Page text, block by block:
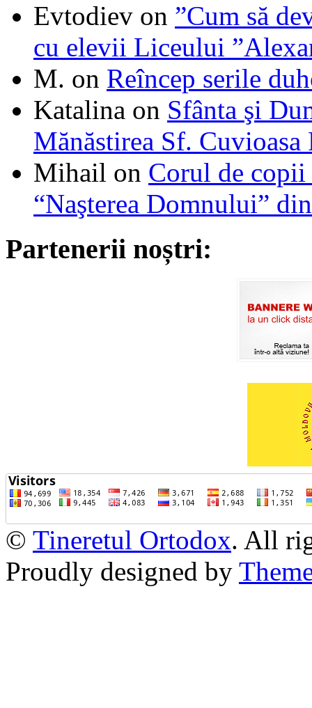
Evtodiev on ”Cum să
cu elevii Liceului
M. on Reîncep serile
Katalina on Sfânta şi
Mănăstirea Sf. Cuvioasa
Mihail on Corul de
“Naşterea Domnului”
Partenerii noștri:
© Tineretul Ortodox. All
Proudly designed by